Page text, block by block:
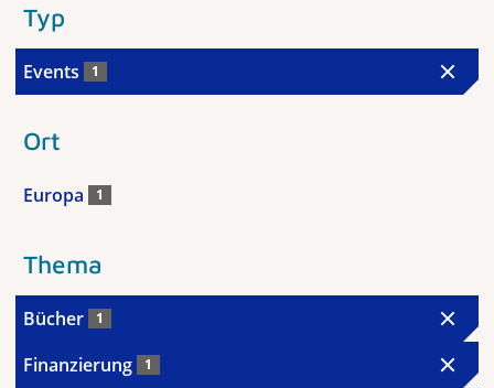
Typ
Events 1
Ort
Europa 1
Thema
Bücher 1
Finanzierung 1